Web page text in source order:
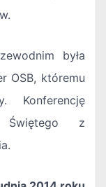
była
OSB, któremu
Konferencję
Świętego z